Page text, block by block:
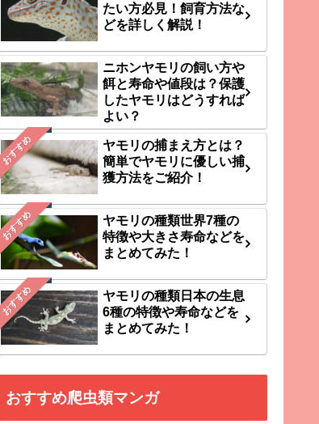
たい方必見！飼育方法な
どを詳しく解説！
ニホンヤモリの飼い方や
餌と寿命や値段は？保護
したヤモリはどうすれば
よい？
おすすめ
ヤモリの捕まえ方とは？
簡単でヤモリに優しい捕
獲方法をご紹介！
おすすめ
ヤモリの種類世界7種の
特徴や大きさ寿命などを
まとめてみた！
おすすめ
ヤモリの種類日本の生息
6種の特徴や寿命などを
まとめてみた！
おすすめ爬虫類マンガ